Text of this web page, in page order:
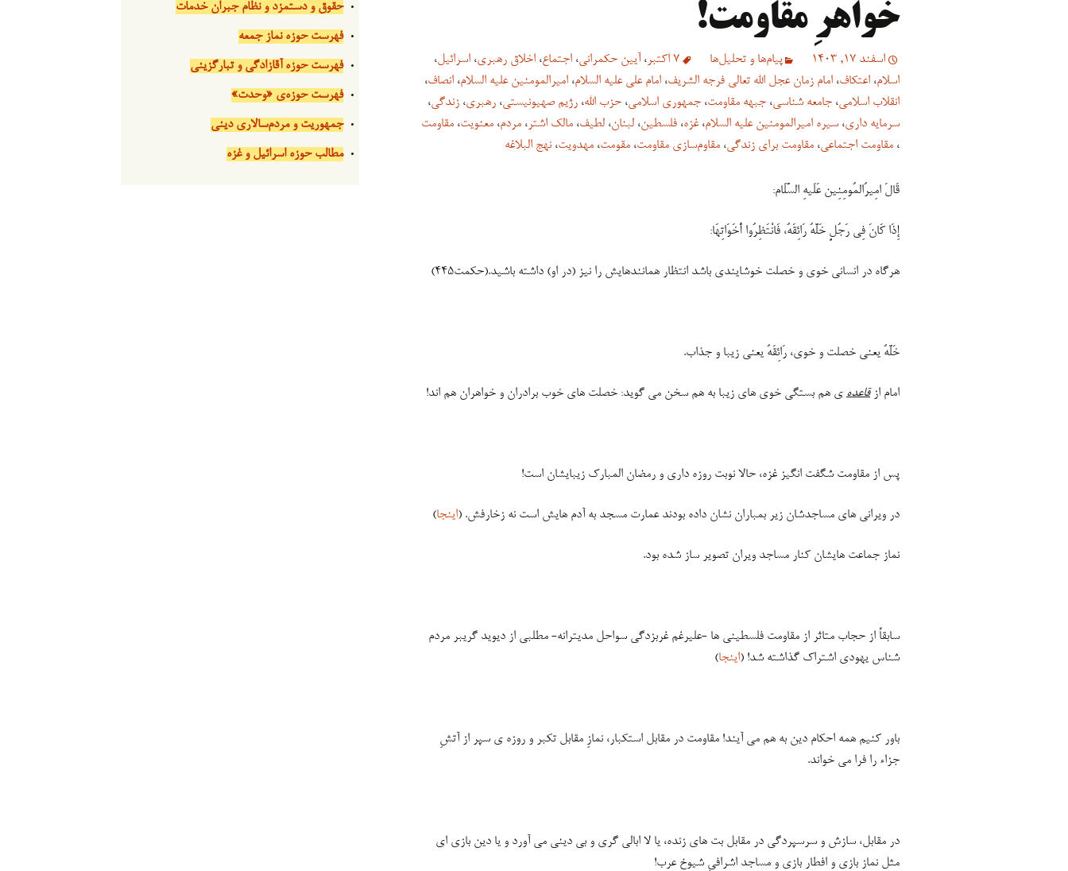
خواهرِ مقاومت!
اسفند 17, 1403 پیام‌ها و تحلیل‌ها 7 اکتبر ، آیین حکمرانی، اجتماع، اخلاق رهبری، اسرائیل،
اسلام، اعتکاف، امام زمان عجل الله تعالی فرجه الشریف، امام علی علیه السلام، امیرالمومنین علیه السلام، انصاف،
انقلاب اسلامی، جامعه شناسی، جبهه مقاومت، جمهوری اسلامی، حزب الله، رژیم صهیونیستی، رهبری، زندگی،
سرمایه داری، سیره امیرالمومنین علیه السلام، غزه، فلسطین، لبنان، لطیف، مالک اشتر ، مردم، معنویت، مقاومت
، مقاومت اجتماعی، مقاومت برای زندگی، مقاوم‌سازی مقاومت، مقومت، مهدویت، نهج البلاغه
قَالَ امِیرُالمُومِنِین عَلَیهِ السَّلَام:
إِذَا کَانَ فِی رَجُلٍ خَلَّهٌ رَائِقَهٌ، فَانْتَظِرُوا أَخَوَاتِهَا:
هرگاه در انسانى خوى و خصلت خوشایندى باشد انتظار همانندهایش را نیز (در او) داشته باشید.(حکمت۴۴۵)
خَلَّهٌ یعنی خصلت و خوی، رَائِقَهٌ یعنی زیبا و جذاب.
امام ازقاعده ی هم بستگی خوی های زیبا به هم سخن می گوید: خصلت های خوب برادران و خواهران هم اند!
پس از مقاومت شگفت انگیز غزه، حالا نوبت روزه داری و رمضان المبارک زیبایشان است!
در ویرانی های مساجدشان زیر بمباران نشان داده بودند عمارت مسجد به آدم هایش است نه زخارفش. (اینجا)
نماز جماعت هایشان کنار مساجد ویران تصویر ساز شده بود.
سابقاً از حجاب متاثر از مقاومت فلسطینی ها -علیرغم غربزدگی سواحل مدیترانه- مطلبی از دیوید گریبر مردم
شناس یهودی اشتراک گذاشته شد! (اینجا)
باور کنیم همه احکام دین به هم می آیند! مقاومت در مقابل استکبار، نمازِ مقابل تکبر و روزه ی سپر از آتشِ
جزاء را فرا می خواند.
در مقابل، سازش و سرسپردگی در مقابل بت های زنده، یا لا ابالی گری و بی دینی می آورد و یا دین بازی ای
مثل نماز بازی و افطار بازی و مساجد اشرافیِ شیوخ عرب!
حقوق و دستمزد و نظام جبران خدمات
فهرست حوزه نماز جمعه
فهرست حوزه آقازادگی و تبارگزینی
فهرست حوزه‌ی «وحدت»
جمهوریت و مردم‌سالاری دینی
مطالب حوزه اسرائیل و غزه